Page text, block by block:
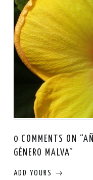
0 COMMENTS ON “
GÉNERO MALVA”
ADD YOURS →